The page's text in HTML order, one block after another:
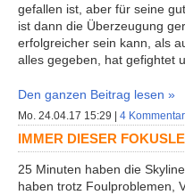
gefallen ist, aber für seine
ist dann die Überzeugung
erfolgreicher sein kann, als
alles gegeben, hat gefightet
Den ganzen Beitrag lesen »
Mo. 24.04.17 15:29 | 4
IMMER DIESER
25 Minuten haben die
haben trotz Foulproblemen,